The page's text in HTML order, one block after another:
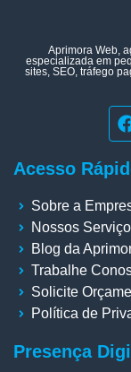
Aprimora Web,
especializada em
sites, SEO, tráfego
Acesso
Sobre a
Nossos
Blog da
Trabalhe
Solicite
Política de
Presença